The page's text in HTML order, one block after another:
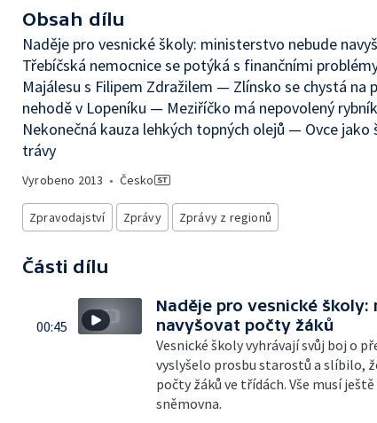
Obsah dílu
Naděje pro vesnické školy: ministerstvo nebude
Třebíčská nemocnice se potýká s finančními
Majálesu s Filipem Zdražilem — Zlínsko se chystá na
nehodě v Lopeníku — Meziříčko má nepovolený
Nekonečná kauza lehkých topných olejů — Ovce jako
trávy
Vyrobeno 2013 • Česko
Zpravodajství Zprávy Zprávy z regionů
Části dílu
00:45
Naděje pro vesnické
navyšovat počty žáků
Vesnické školy vyhrávají svůj boj o
vyslyšelo prosbu starostů a slíbilo,
počty žáků ve třídách. Vše musí
sněmovna.